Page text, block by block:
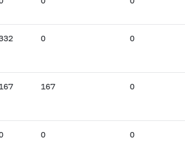
0 0
167 167 0
0 0